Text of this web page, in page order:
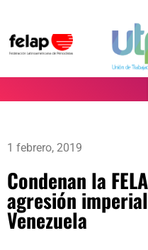
1 febrero, 2019
Condenan la
agresión
Venezuela